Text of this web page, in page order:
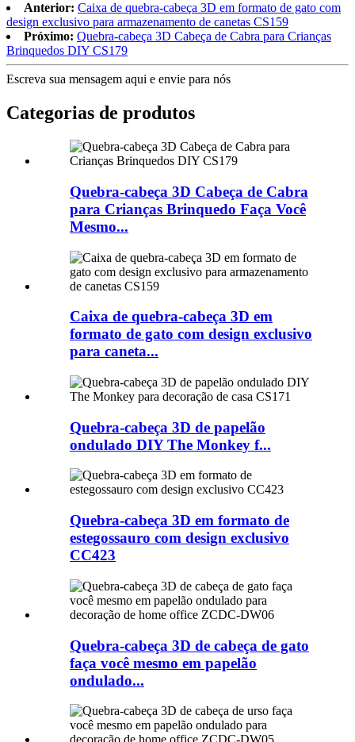
Anterior: Caixa de quebra-cabeça 3D em formato de gato com
design exclusivo para armazenamento de canetas CS159
Próximo: Quebra-cabeça 3D Cabeça de Cabra para Crianças
Brinquedos DIY CS179
Escreva sua mensagem aqui e envie para nós
Categorias de produtos
Quebra-cabeça 3D Cabeça de Cabra
para Crianças Brinquedo Faça Você
Mesmo...
Caixa de quebra-cabeça 3D em
formato de gato com design exclusivo
para caneta...
Quebra-cabeça 3D de papelão
ondulado DIY The Monkey f...
Quebra-cabeça 3D em formato de
estegossauro com design exclusivo
CC423
Quebra-cabeça 3D de cabeça de gato
faça você mesmo em papelão
ondulado...